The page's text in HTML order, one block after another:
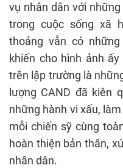
vụ nhân dân với
trong cuộc sống xã
thoảng vẫn có
khiến cho hình ảnh
trên lập trường là
lượng CAND đã kiên
những hành vi xấu,
mỗi chiến sỹ cùng
hoàn thiện bản thân,
nhân dân.